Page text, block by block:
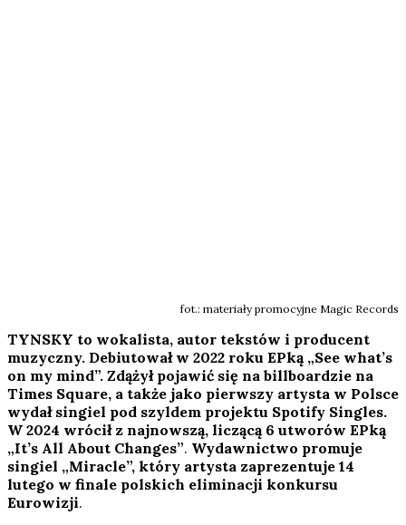
fot.: materiały promocyjne Magic Records
TYNSKY to wokalista, autor tekstów i producent
muzyczny. Debiutował w 2022 roku EPką „See what’s
on my mind”. Zdążył pojawić się na billboardzie na
Times Square, a także jako pierwszy artysta w Polsce
wydał singiel pod szyldem projektu Spotify Singles.
W 2024 wrócił z najnowszą, liczącą 6 utworów EPką
„It’s All About Changes”. Wydawnictwo promuje
singiel „Miracle”, który artysta zaprezentuje 14
lutego w finale polskich eliminacji konkursu
Eurowizji.